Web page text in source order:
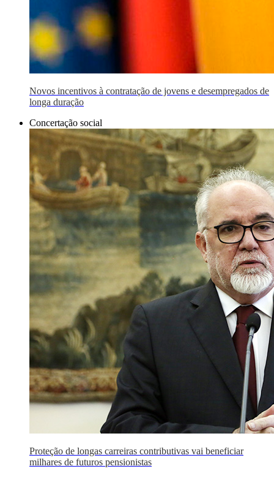
Novos incentivos à contratação de jovens e desempregados de
longa duração
Concertação social
Proteção de longas carreiras contributivas vai beneficiar
milhares de futuros pensionistas